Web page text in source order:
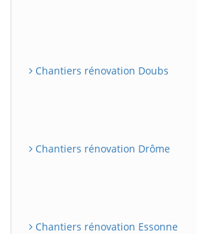
Chantiers rénovation Doubs
Chantiers rénovation Drôme
Chantiers rénovation Essonne